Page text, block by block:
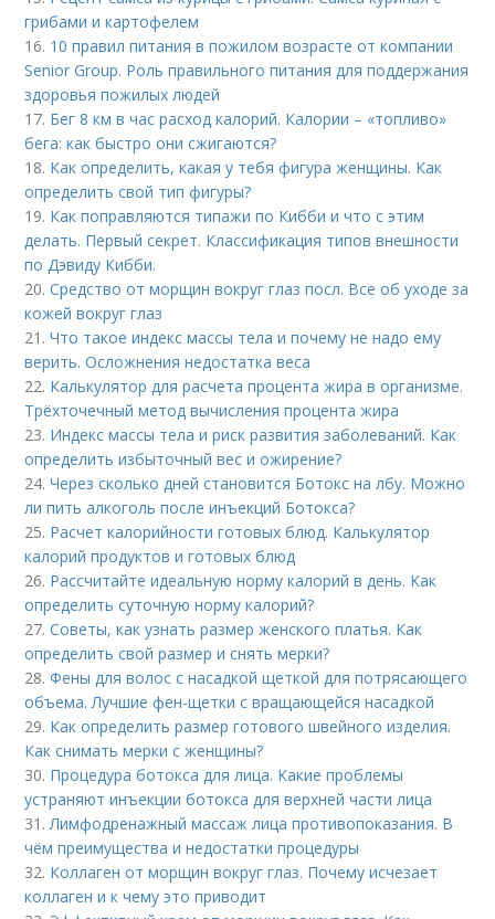
грибами и картофелем
16. 10 правил питания в пожилом возрасте от компании
Senior Group. Роль правильного питания для поддержания
здоровья пожилых людей
17. Бег 8 км в час расход калорий. Калории – «топливо»
бега: как быстро они сжигаются?
18. Как определить, какая у тебя фигура женщины. Как
определить свой тип фигуры?
19. Как поправляются типажи по Кибби и что с этим
делать. Первый секрет. Классификация типов внешности
по Дэвиду Кибби.
20.Средство от морщин вокруг глаз посл. Все об уходе за
кожей вокруг глаз
21.Что такое индекс массы тела и почему не надо ему
верить. Осложнения недостатка веса
22. Калькулятор для расчета процента жира в организме.
Трёхточечный метод вычисления процента жира
23. Индекс массы тела и риск развития заболеваний. Как
определить избыточный вес и ожирение?
24.Через сколько дней становится Ботокс на лбу. Можно
ли пить алкоголь после инъекций Ботокса?
25. Расчет калорийности готовых блюд. Калькулятор
калорий продуктов и готовых блюд
26. Рассчитайте идеальную норму калорий в день. Как
определить суточную норму калорий?
27.Советы, как узнать размер женского платья. Как
определить свой размер и снять мерки?
28.Фены для волос с насадкой щеткой для потрясающего
объема. Лучшие фен-щетки с вращающейся насадкой
29. Как определить размер готового швейного изделия.
Как снимать мерки с женщины?
30. Процедура ботокса для лица. Какие проблемы
устраняют инъекции ботокса для верхней части лица
31.Лимфодренажный массаж лица противопоказания. В
чём преимущества и недостатки процедуры
32. Коллаген от морщин вокруг глаз. Почему исчезает
коллаген и к чему это приводит